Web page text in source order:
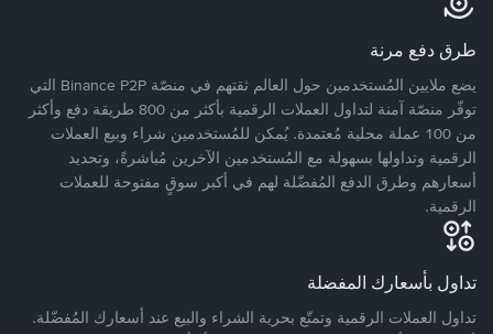
طرق دفع مرنة
يضع ملايين المُستخدمين حول العالم ثقتهم في منصّة Binance P2P التي
توفّر منصّة آمنة لتداول العملات الرقمية بأكثر من 800 طريقة دفع وأكثر
من 100 عملة محلية مُعتمدة. يُمكن للمُستخدمين شراء وبيع العملات
الرقمية وتداولها بسهولة مع المُستخدمين الآخرين مُباشرةً، وتحديد
أسعارهم وطرق الدفع المُفضّلة لهم في أكبر سوقٍ مفتوحة للعملات
الرقمية.
تداول بأسعارك المفضلة
تداول العملات الرقمية وتمتّع بحرية الشراء والبيع عند أسعارك المُفضّلة.